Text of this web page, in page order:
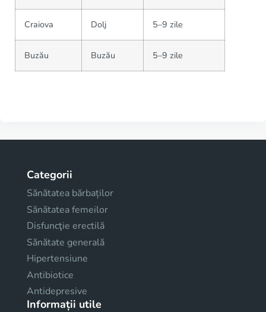
Craiova Dolj 5–9 zile
Buzău Buzău 5–9 zile
Categorii
Sănătatea bărbaților
Sănătatea femeilor
Disfuncţie erectilă
Sănătate generală
Hipertensiune
Antibiotice
Antidepresive
Informații utile